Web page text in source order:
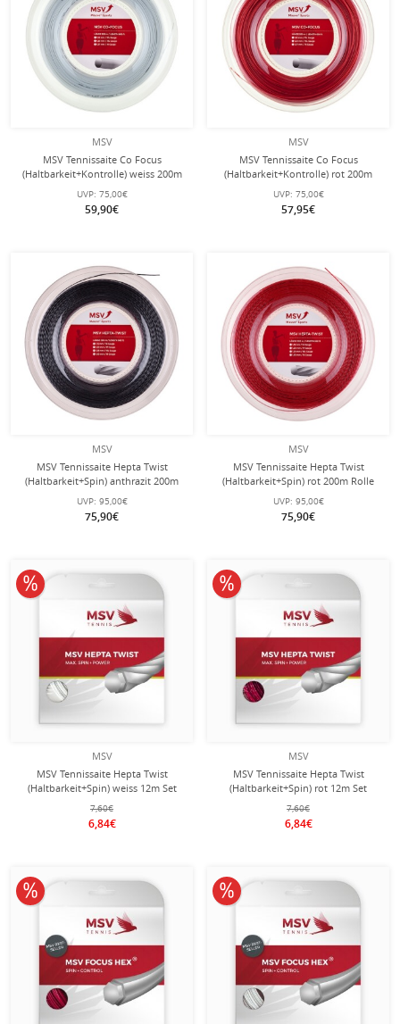
MSV
MSV Tennissaite Co Focus
(Haltbarkeit+Kontrolle) weiss 200m
Rolle
UVP: 75,00€
59,90€
MSV
MSV Tennissaite Co Focus
(Haltbarkeit+Kontrolle) rot 200m
Rolle
UVP: 75,00€
57,95€
MSV
MSV Tennissaite Hepta Twist
(Haltbarkeit+Spin) anthrazit 200m
Rolle
UVP: 95,00€
75,90€
MSV
MSV Tennissaite Hepta Twist
(Haltbarkeit+Spin) rot 200m Rolle
UVP: 95,00€
75,90€
MSV
MSV Tennissaite Hepta Twist
(Haltbarkeit+Spin) weiss 12m Set
7,60€
6,84€
10% reduziert
MSV
MSV Tennissaite Hepta Twist
(Haltbarkeit+Spin) rot 12m Set
7,60€
6,84€
10% reduziert
10% reduziert 10% reduziert